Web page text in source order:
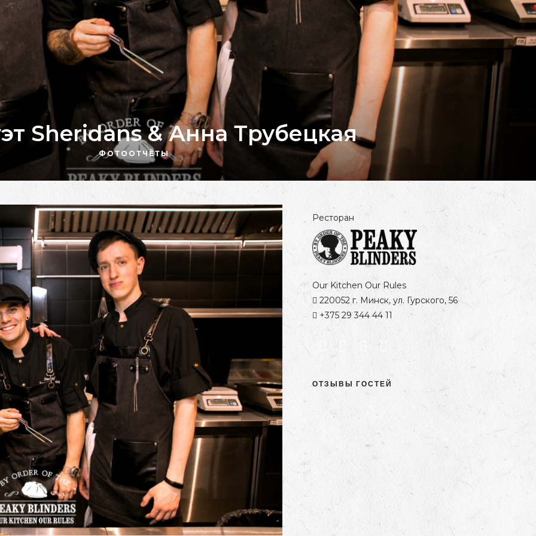
Sheridans & Анна Трубецкая
ФОТООТЧЁТЫ
Ресторан
Our Kitchen Our Rules
220052 г. Минск, ул. Гурского, 56
+375 29 344 44 11
ОТЗЫВЫ ГОСТЕЙ